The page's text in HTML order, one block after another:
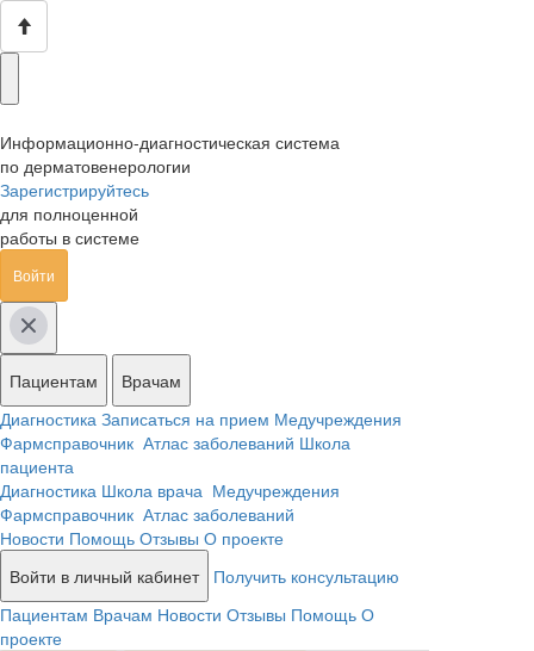
Информационно-диагностическая система
по дерматовенерологии
Зарегистрируйтесь
для полноценной
работы в системе
Войти
Пациентам
Врачам
Диагностика Записаться на прием Медучреждения
Фармсправочник Атлас заболеваний Школа
пациента
Диагностика Школа врача Медучреждения
Фармсправочник Атлас заболеваний
Новости Помощь Отзывы О проекте
Войти в личный кабинет
Получить консультацию
Пациентам Врачам Новости Отзывы Помощь О
проекте